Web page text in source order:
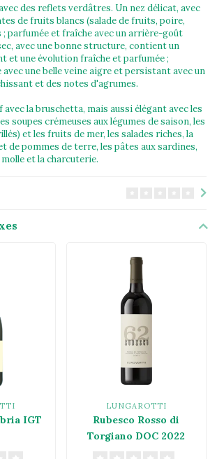
des reflets verdâtres. Un nez délicat, avec
de fruits blancs (salade de fruits, poire,
; parfumée et fraîche avec un arrière-goût
avec une bonne structure, contient un
et une évolution fraîche et parfumée ;
une belle veine aigre et persistant avec un
et des notes d'agrumes.
la bruschetta, mais aussi élégant avec les
soupes crémeuses aux légumes de saison, les
et les fruits de mer, les salades riches, la
de pommes de terre, les pâtes aux sardines,
et la charcuterie.
IGT
LUNGAROTTI
Rubesco Rosso di
Torgiano DOC 2022